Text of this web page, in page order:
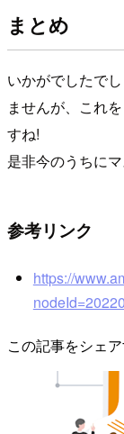
まとめ
いかがでしたで
ませんが、これ
すね!
是非今のうちに
参考リンク
https://
この記事をシェ